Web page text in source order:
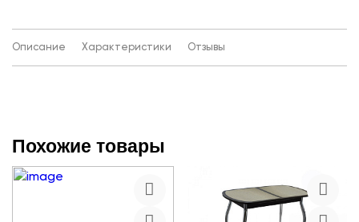
Описание Характеристики Отзывы
Похожие товары